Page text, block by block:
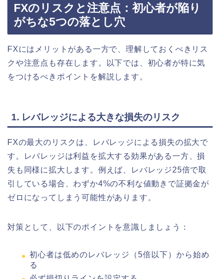
FXのリスクと注意点：初心者が陥り
がちな5つの落とし穴
FXにはメリットがある一方で、理解しておくべきリス
クや注意点も存在します。以下では、初心者が特に気
をつけるべきポイントを解説します。
1. レバレッジによる大きな損失のリスク
FXの最大のリスクは、レバレッジによる損失の拡大で
す。レバレッジは利益を拡大する効果がある一方、損
失も同様に拡大します。例えば、レバレッジ25倍で取
引している場合、わずか4%の不利な値動きで証拠金が
ゼロになってしまう可能性があります。
対策として、以下のポイントを意識しましょう：
初心者は低めのレバレッジ（5倍以下）から始め
る